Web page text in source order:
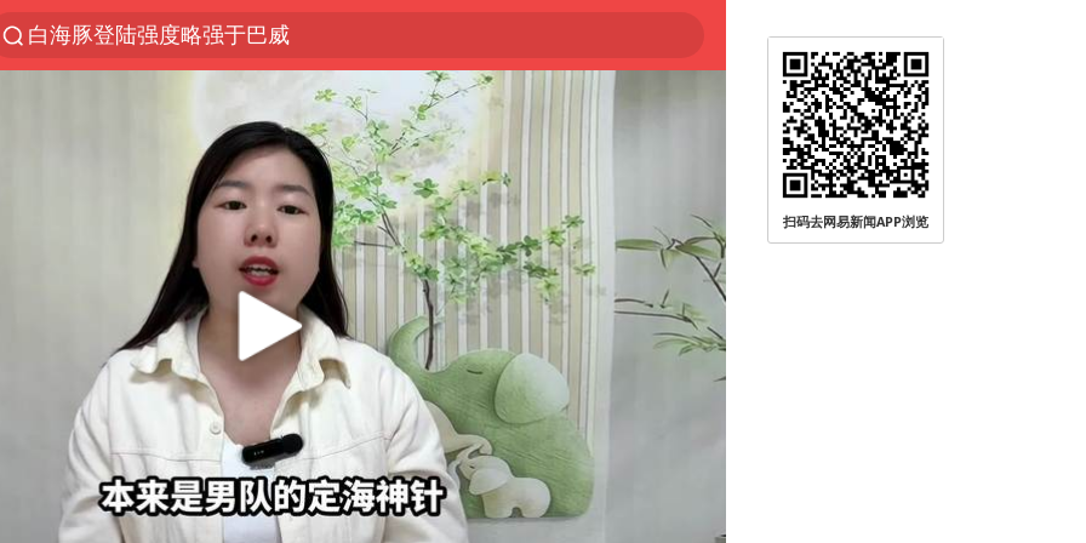
上半年我国经营主体结构持续优化
《披荆斩棘2026》阵容官宣
浙江省委书记：该停下的坚决停下来
杭州机场已取消航班388架次
中国籍豪华游艇富商之子在泰国被杀
上海中心千吨“镇楼神器”摆动明显
白海豚北上或致京津冀暴雨
看完所有石窟需2000元？景区回应
10余省份将出现强风雨 局地特大暴雨
广西公开征集涉黑涉恶犯罪线索
王艺迪2-4不敌张本美和止步4强
扫码去网易新闻APP浏览